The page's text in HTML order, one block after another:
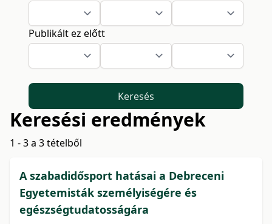
Publikált ez előtt
Keresés
Keresési eredmények
1 - 3 a 3 tételből
A szabadidősport hatásai a Debreceni
Egyetemisták személyiségére és
egészségtudatosságára